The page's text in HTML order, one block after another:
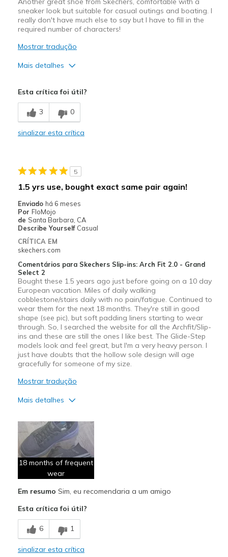
sneaker look but suitable for casual outings and boating. I
really don't have much else to say but I have to fill in the
required number of characters!
Mostrar tradução
Mais detalhes
Breathe Well
Comfortable
Stylish
Width
Sizing
View On Shoes
Shoes are for Wearing
Esta crítica foi útil?
3 0
sinalizar esta crítica
5
1.5 yrs use, bought exact same pair again!
Enviado há 6 meses
Por FloMojo
de Santa Barbara, CA
Describe Yourself Casual
CRÍTICA EM
skechers.com
Comentários para Skechers Slip-ins: Arch Fit 2.0 - Grand
Select 2
Bought these 1.5 years ago just before going on a 10 day
European vacation. Miles of daily walking
cobblestone/stairs daily with no pain/fatigue. Continued to
wear them for the next 18 months. They're still in good
shape (see pic), but soft padding liners starting to wear
through. So, I searched the website for all the Archfit/Slip-
ins and these are still the ones I like best. The Glide-Step
models look and feel great, but I'm a very heavy person. I
just have doubts that the hollow sole design will age
gracefully for someone of my size.
Mostrar tradução
Mais detalhes
Comfortable
Durable
Melhores utilizações
Casual Wear
Travel
Sizing
View On Shoes
18 months of frequent
wear
Em resumo Sim, eu recomendaria a um amigo
Esta crítica foi útil?
6 1
sinalizar esta crítica